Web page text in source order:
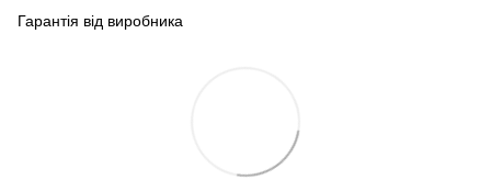
Гарантія від виробника